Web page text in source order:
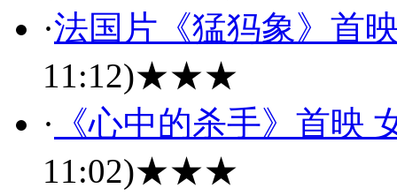
·法国片《猛犸象》首
11:12)★★★
· 《心中的杀手》首映
11:02)★★★